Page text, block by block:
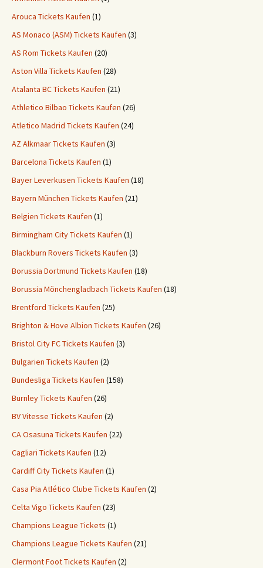
Arouca Tickets Kaufen (1)
AS Monaco (ASM) Tickets Kaufen (3)
AS Rom Tickets Kaufen (20)
Aston Villa Tickets Kaufen (28)
Atalanta BC Tickets Kaufen (21)
Athletico Bilbao Tickets Kaufen (26)
Atletico Madrid Tickets Kaufen (24)
AZ Alkmaar Tickets Kaufen (3)
Barcelona Tickets Kaufen (1)
Bayer Leverkusen Tickets Kaufen (18)
Bayern München Tickets Kaufen (21)
Belgien Tickets Kaufen (1)
Birmingham City Tickets Kaufen (1)
Blackburn Rovers Tickets Kaufen (3)
Borussia Dortmund Tickets Kaufen (18)
Borussia Mönchengladbach Tickets Kaufen (18)
Brentford Tickets Kaufen (25)
Brighton & Hove Albion Tickets Kaufen (26)
Bristol City FC Tickets Kaufen (3)
Bulgarien Tickets Kaufen (2)
Bundesliga Tickets Kaufen (158)
Burnley Tickets Kaufen (26)
BV Vitesse Tickets Kaufen (2)
CA Osasuna Tickets Kaufen (22)
Cagliari Tickets Kaufen (12)
Cardiff City Tickets Kaufen (1)
Casa Pia Atlético Clube Tickets Kaufen (2)
Celta Vigo Tickets Kaufen (23)
Champions League Tickets (1)
Champions League Tickets Kaufen (21)
Clermont Foot Tickets Kaufen (2)